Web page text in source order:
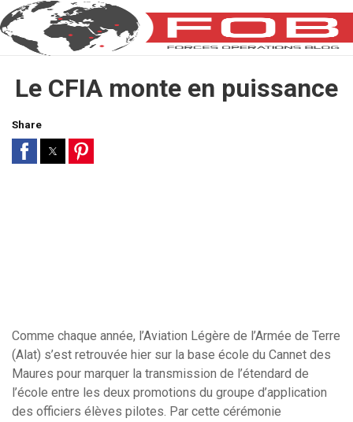
Le CFIA monte en puissance
Share
Comme chaque année, l’Aviation Légère de l’Armée de Terre
(Alat) s’est retrouvée hier sur la base école du Cannet des
Maures pour marquer la transmission de l’étendard de
l’école entre les deux promotions du groupe d’application
des officiers élèves pilotes. Par cette cérémonie